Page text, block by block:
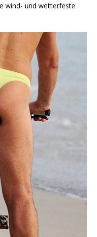
wind- und wetterfeste